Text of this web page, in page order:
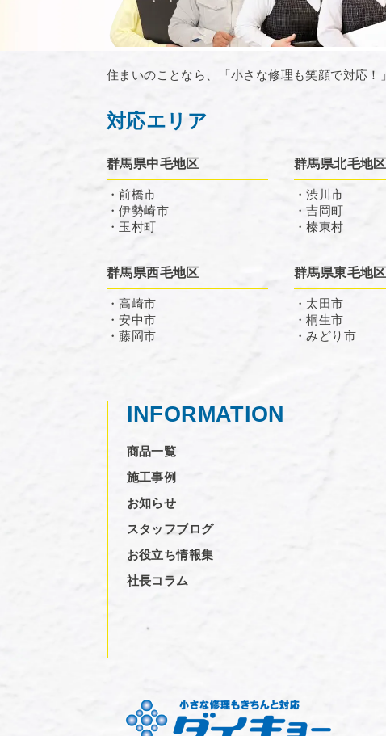
住まいのことなら、「小さな修理も笑顔で対応
対応エリア
群馬県中毛地区
・前橋市
・伊勢崎市
・玉村町
群馬県北毛地区
・渋川市
・吉岡町
・榛東村
群馬県西毛地区
・高崎市
・安中市
・藤岡市
群馬県東毛地区
・太田市
・桐生市
・みどり市
INFORMATION
商品一覧
施工事例
お知らせ
スタッフブログ
お役立ち情報集
社長コラム